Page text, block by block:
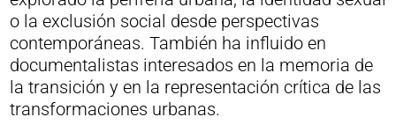
o la exclusión social desde perspectivas
contemporáneas. También ha influido en
documentalistas interesados en la memoria de
la transición y en la representación crítica de las
transformaciones urbanas.